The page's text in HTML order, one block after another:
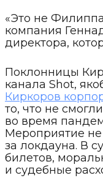
«Это не
компания
директора,
Поклонницы
канала Shot,
Киркоров
то, что не
во время
Мероприятие не
за локдауна. В
билетов,
и судебные